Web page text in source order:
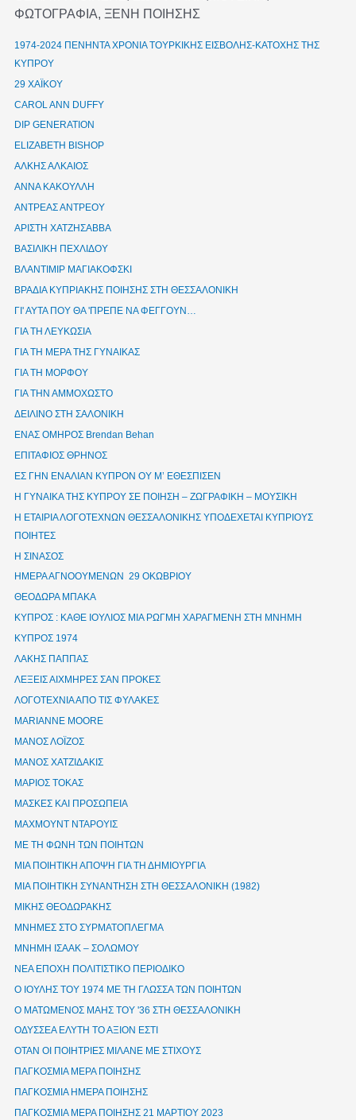
ΦΩΤΟΓΡΑΦΙΑ, ΞΕΝΗ ΠΟΙΗΣΗΣ
1974-2024 ΠΕΝΗΝΤΑ ΧΡΟΝΙΑ ΤΟΥΡΚΙΚΗΣ ΕΙΣΒΟΛΗΣ-ΚΑΤΟΧΗΣ ΤΗΣ
ΚΥΠΡΟΥ
29 ΧΑΪΚΟΥ
CAROL ANN DUFFY
DIP GENERATION
ELIZABETH BISHOP
ΑΛΚΗΣ ΑΛΚΑΙΟΣ
ΑΝΝΑ ΚΑΚΟΥΛΛΗ
ΑΝΤΡΕΑΣ ΑΝΤΡΕΟΥ
ΑΡΙΣΤΗ ΧΑΤΖΗΣΑΒΒΑ
ΒΑΣΙΛΙΚΗ ΠΕΧΛΙΔΟΥ
ΒΛΑΝΤΙΜΙΡ ΜΑΓΙΑΚΟΦΣΚΙ
ΒΡΑΔΙΑ ΚΥΠΡΙΑΚΗΣ ΠΟΙΗΣΗΣ ΣΤΗ ΘΕΣΣΑΛΟΝΙΚΗ
ΓΙ' ΑΥΤΑ ΠΟΥ ΘΑ 'ΠΡΕΠΕ ΝΑ ΦΕΓΓΟΥΝ…
ΓΙΑ ΤΗ ΛΕΥΚΩΣΙΑ
ΓΙΑ ΤΗ ΜΕΡΑ ΤΗΣ ΓΥΝΑΙΚΑΣ
ΓΙΑ ΤΗ ΜΟΡΦΟΥ
ΓΙΑ ΤΗΝ ΑΜΜΟΧΩΣΤΟ
ΔΕΙΛΙΝΟ ΣΤΗ ΣΑΛΟΝΙΚΗ
ΕΝΑΣ ΟΜΗΡΟΣ Brendan Behan
ΕΠΙΤΑΦΙΟΣ ΘΡΗΝΟΣ
ΕΣ ΓΗΝ ΕΝΑΛΙΑΝ ΚΥΠΡΟΝ ΟΥ Μ’ ΕΘΕΣΠΙΣΕΝ
Η ΓΥΝΑΙΚΑ ΤΗΣ ΚΥΠΡΟΥ ΣΕ ΠΟΙΗΣΗ – ΖΩΓΡΑΦΙΚΗ – ΜΟΥΣΙΚΗ
Η ΕΤΑΙΡΙΑ ΛΟΓΟΤΕΧΝΩΝ ΘΕΣΣΑΛΟΝΙΚΗΣ ΥΠΟΔΕΧΕΤΑΙ ΚΥΠΡΙΟΥΣ
ΠΟΙΗΤΕΣ
Η ΣΙΝΑΣΟΣ
ΗΜΕΡΑ ΑΓΝΟΟΥΜΕΝΩΝ 29 ΟΚΩΒΡΙΟΥ
ΘΕΟΔΩΡΑ ΜΠΑΚΑ
ΚΥΠΡΟΣ : ΚΑΘΕ ΙΟΥΛΙΟΣ ΜΙΑ ΡΩΓΜΗ ΧΑΡΑΓΜΕΝΗ ΣΤΗ ΜΝΗΜΗ
ΚΥΠΡΟΣ 1974
ΛΑΚΗΣ ΠΑΠΠΑΣ
ΛΕΞΕΙΣ ΑΙΧΜΗΡΕΣ ΣΑΝ ΠΡΟΚΕΣ
ΛΟΓΟΤΕΧΝΙΑ ΑΠΟ ΤΙΣ ΦΥΛΑΚΕΣ
ΜΑRIANNE MOORE
ΜΑΝΟΣ ΛΟΪΖΟΣ
ΜΑΝΟΣ ΧΑΤΖΙΔΑΚΙΣ
ΜΑΡΙΟΣ ΤΟΚΑΣ
ΜΑΣΚΕΣ ΚΑΙ ΠΡΟΣΩΠΕΙΑ
ΜΑΧΜΟΥΝΤ ΝΤΑΡΟΥΙΣ
ΜΕ ΤΗ ΦΩΝΗ ΤΩΝ ΠΟΙΗΤΩΝ
ΜΙΑ ΠΟΙΗΤΙΚΗ ΑΠΟΨΗ ΓΙΑ ΤΗ ΔΗΜΙΟΥΡΓΙΑ
ΜΙΑ ΠΟΙΗΤΙΚΗ ΣΥΝΑΝΤΗΣΗ ΣΤΗ ΘΕΣΣΑΛΟΝΙΚΗ (1982)
ΜΙΚΗΣ ΘΕΟΔΩΡΑΚΗΣ
ΜΝΗΜΕΣ ΣΤΟ ΣΥΡΜΑΤΟΠΛΕΓΜΑ
ΜΝΗΜΗ ΙΣΑΑΚ – ΣΟΛΩΜΟΥ
ΝΕΑ ΕΠΟΧΗ ΠΟΛΙΤΙΣΤΙΚΟ ΠΕΡΙΟΔΙΚΟ
Ο ΙΟΥΛΗΣ ΤΟΥ 1974 ΜΕ ΤΗ ΓΛΩΣΣΑ ΤΩΝ ΠΟΙΗΤΩΝ
Ο ΜΑΤΩΜΕΝΟΣ ΜΑΗΣ ΤΟΥ '36 ΣΤΗ ΘΕΣΣΑΛΟΝΙΚΗ
ΟΔΥΣΣΕΑ ΕΛΥΤΗ ΤΟ ΑΞΙΟΝ ΕΣΤΙ
ΟΤΑΝ ΟΙ ΠΟΙΗΤΡΙΕΣ ΜΙΛΑΝΕ ΜΕ ΣΤΙΧΟΥΣ
ΠΑΓΚΟΣΜΙΑ ΜΕΡΑ ΠΟΙΗΣΗΣ
ΠΑΓΚΟΣΜΙΑ ΗΜΕΡΑ ΠΟΙΗΣΗΣ
ΠΑΓΚΟΣΜΙΑ ΜΕΡΑ ΠΟΙΗΣΗΣ 21 ΜΑΡΤΙΟΥ 2023